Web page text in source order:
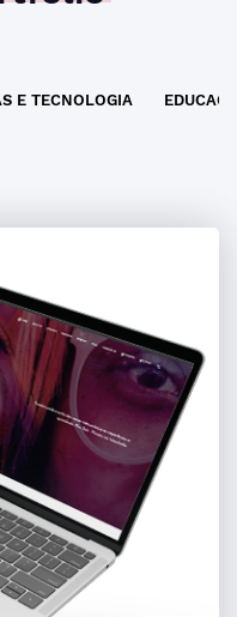
E TECNOLOGIA